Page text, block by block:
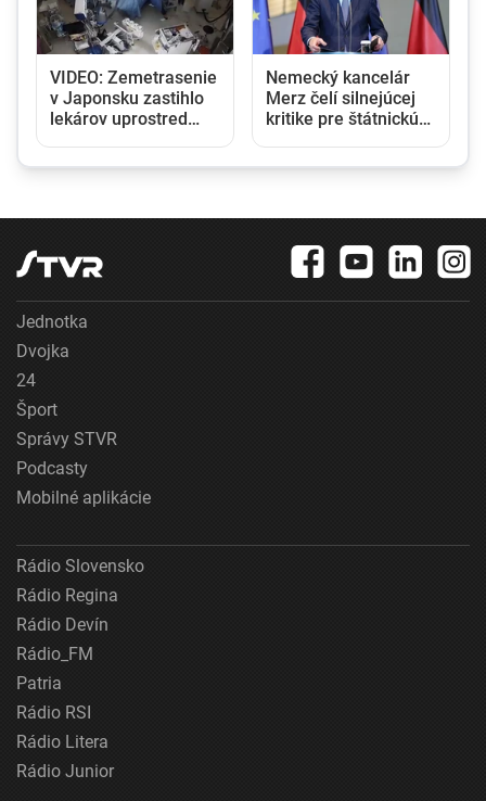
VIDEO: Zemetrasenie
v Japonsku zastihlo
lekárov uprostred
Nemecký kancelár
Merz čelí silnejúcej
kritike pre štátnickú
Jednotka
Dvojka
24
Šport
Správy STVR
Podcasty
Mobilné aplikácie
Rádio Slovensko
Rádio Regina
Rádio Devín
Rádio_FM
Patria
Rádio RSI
Rádio Litera
Rádio Junior